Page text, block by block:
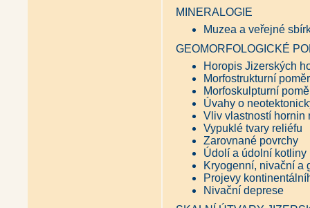
MINERALOGIE
Muzea a veřejné
GEOMORFOLOGICKÉ
Horopis Jizerských
Morfostrukturní
Morfoskulpturní
Úvahy o
Vliv vlastností hornin
Vypuklé tvary reliéfu
Zarovnané povrchy
Údolí a údolní kotliny
Kryogenní, nivační a
Projevy
Nivační deprese